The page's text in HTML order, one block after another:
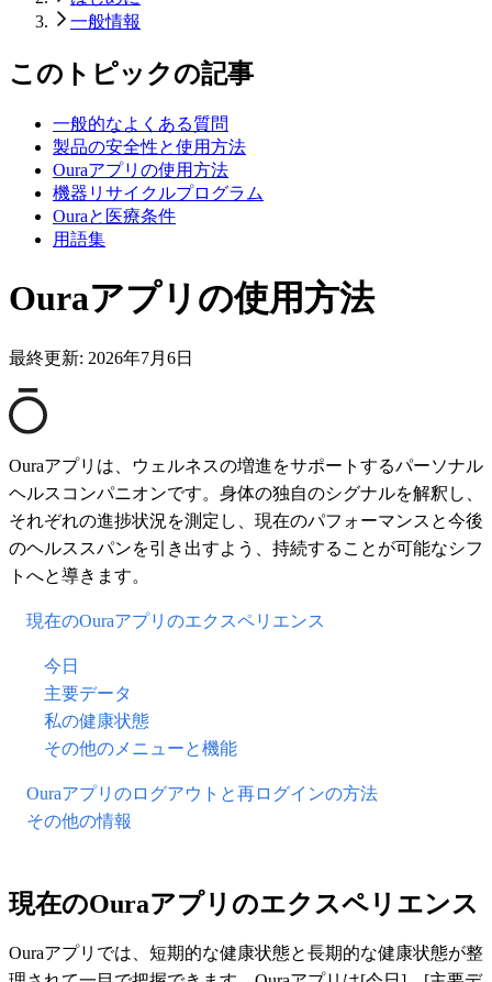
一般情報
このトピックの記事
一般的なよくある質問
製品の安全性と使用方法
Ouraアプリの使用方法
機器リサイクルプログラム
Ouraと医療条件
用語集
Ouraアプリの使用方法
最終更新: 2026年7月6日
Ouraアプリは、ウェルネスの増進をサポートするパーソナル
ヘルスコンパニオンです。身体の独自のシグナルを解釈し、
それぞれの進捗状況を測定し、現在のパフォーマンスと今後
のヘルススパンを引き出すよう、持続することが可能なシフ
トへと導きます。
現在のOuraアプリのエクスペリエンス
今日
主要データ
私の健康状態
その他のメニューと機能
Ouraアプリのログアウトと再ログインの方法
その他の情報
現在のOuraアプリのエクスペリエンス
Ouraアプリでは、短期的な健康状態と長期的な健康状態が整